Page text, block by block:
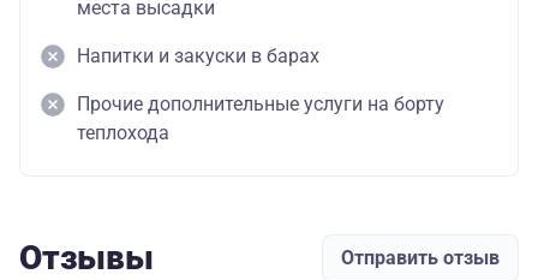
места высадки
Напитки и закуски в барах
Прочие дополнительные услуги на борту
теплохода
Отзывы Отправить отзыв